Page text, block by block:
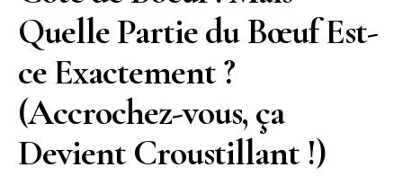
Quelle Partie du Bœuf Est-
ce Exactement ?
(Accrochez-vous, ça
Devient Croustillant !)